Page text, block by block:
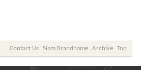
Contact Us Siam Brandname Archive Top